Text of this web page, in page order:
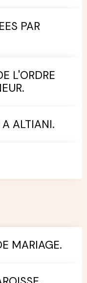
PAR
L'ORDRE
A ALTIANI.
MARIAGE.